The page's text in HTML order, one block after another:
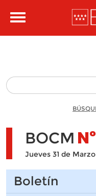
Toggle
BOCM Nº
Jueves 31 de
Boletín